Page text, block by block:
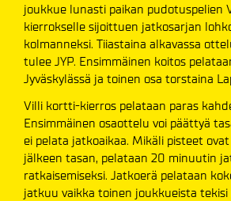
joukkue lunasti paikan pudotuspelien
kierrokselle sijoittuen jatkosarjan
kolmanneksi. Tiiastaina alkavassa
tulee JYP. Ensimmäinen koitos
Jyväskylässä ja toinen osa torstaina
Villi kortti-kierros pelataan paras
Ensimmäinen osaottelu voi päättyä
ei pelata jatkoaikaa. Mikäli pisteet
jälkeen tasan, pelataan 20 minuutin
ratkaisemiseksi. Jatkoerä pelataan
jatkuu vaikka toinen joukkueista tekisi